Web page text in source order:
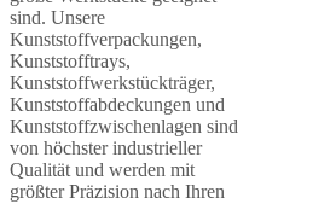
sind. Unsere
Kunststoffverpackungen,
Kunststofftrays,
Kunststoffwerkstückträger,
Kunststoffabdeckungen und
Kunststoffzwischenlagen sind
von höchster industrieller
Qualität und werden mit
größter Präzision nach Ihren